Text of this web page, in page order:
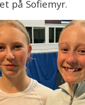
på Sofiemyr.